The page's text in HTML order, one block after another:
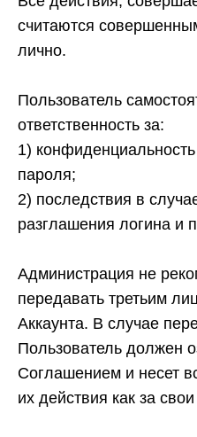
считаются
лично.
Пользователь
ответственность за:
1)
пароля;
2) последствия в
разглашения логина и
Администрация не
передавать третьим
Аккаунта. В случае
Пользователь должен
Соглашением и несет
их действия как за